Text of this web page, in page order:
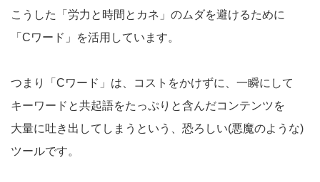
こうした「労力と時間とカネ」のムダを避けるために
「Cワード」を活用しています。
つまり「Cワード」は、コストをかけずに、一瞬にして
キーワードと共起語をたっぷりと含んだコンテンツを
大量に吐き出してしまうという、恐ろしい(悪魔のような)
ツールです。